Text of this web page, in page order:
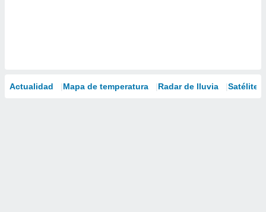
Actualidad Mapa de temperatura Radar de lluvia Satélites